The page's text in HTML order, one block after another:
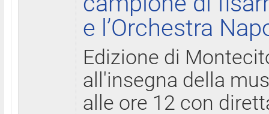
e l’Orchestra
Edizione di
all'insegna della
alle ore 12 con